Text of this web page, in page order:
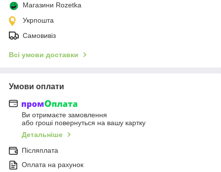
Магазини Rozetka
Укрпошта
Самовивіз
Всі умови доставки
Умови оплати
Ви отримаєте замовлення
або гроші повернуться на вашу картку
Детальніше
Післяплата
Оплата на рахунок